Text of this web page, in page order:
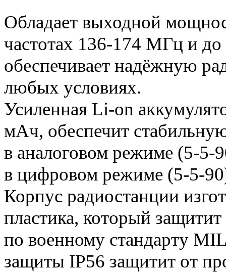
Обладает выходной
частотах 136-174 МГц и
обеспечивает надёжную
любых условиях.
Усиленная Li-on
мАч, обеспечит
в аналоговом режиме (5-5-
в цифровом режиме (5-5-
Корпус радиостанции
пластика, который
по военному стандарту
защиты IP56 защитит от